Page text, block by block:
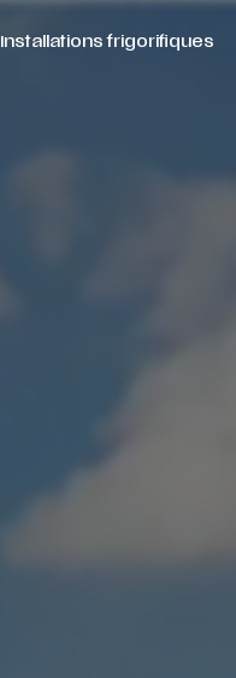
Installations frigorifiques